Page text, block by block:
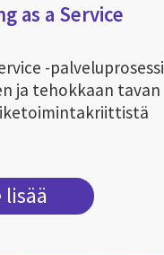
as a Service
-palveluprosessi
ja tehokkaan tavan
lisää